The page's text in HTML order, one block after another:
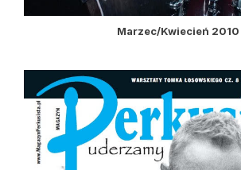
Marzec/Kwiecień 2010